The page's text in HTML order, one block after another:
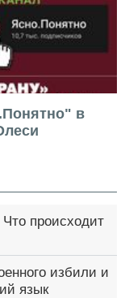
в
происходит
избили и
язык